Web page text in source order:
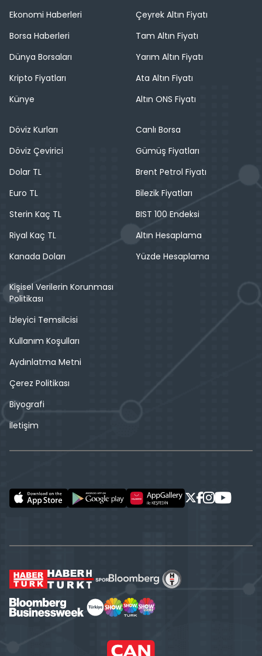
Ekonomi Haberleri
Borsa Haberleri
Dünya Borsaları
Kripto Fiyatları
Künye
Çeyrek Altın Fiyatı
Tam Altın Fiyatı
Yarım Altın Fiyatı
Ata Altın Fiyatı
Altın ONS Fiyatı
Döviz Kurları
Döviz Çevirici
Dolar TL
Euro TL
Sterin Kaç TL
Riyal Kaç TL
Kanada Doları
Canlı Borsa
Gümüş Fiyatları
Brent Petrol Fiyatı
Bilezik Fiyatları
BIST 100 Endeksi
Altın Hesaplama
Yüzde Hesaplama
Kişisel Verilerin Korunması
Politikası
İzleyici Temsilcisi
Kullanım Koşulları
Aydınlatma Metni
Çerez Politikası
Biyografi
İletişim